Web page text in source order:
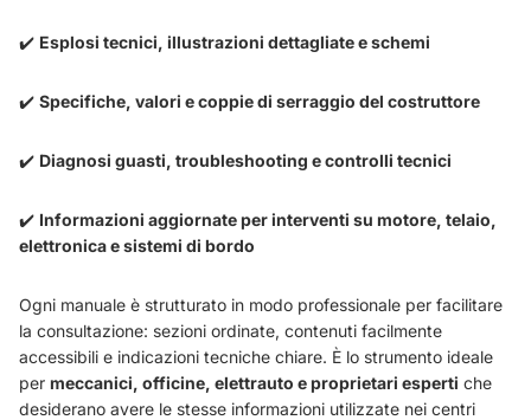
✔️ Esplosi tecnici, illustrazioni dettagliate e schemi
✔️ Specifiche, valori e coppie di serraggio del costruttore
✔️ Diagnosi guasti, troubleshooting e controlli tecnici
✔️ Informazioni aggiornate per interventi su motore, telaio,
elettronica e sistemi di bordo
Ogni manuale è strutturato in modo professionale per facilitare
la consultazione: sezioni ordinate, contenuti facilmente
accessibili e indicazioni tecniche chiare. È lo strumento ideale
per meccanici, officine, elettrauto e proprietari esperti che
desiderano avere le stesse informazioni utilizzate nei centri